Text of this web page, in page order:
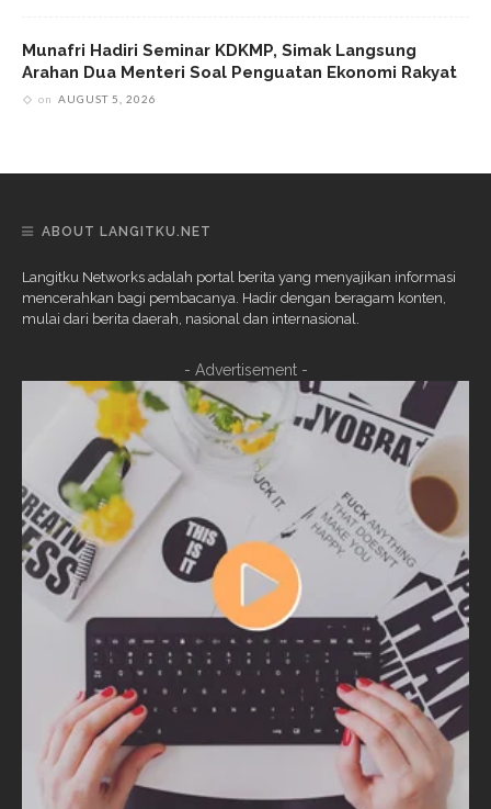
Munafri Hadiri Seminar KDKMP, Simak Langsung
Arahan Dua Menteri Soal Penguatan Ekonomi Rakyat
on AUGUST 5, 2026
ABOUT LANGITKU.NET
Langitku Networks adalah portal berita yang menyajikan informasi
mencerahkan bagi pembacanya. Hadir dengan beragam konten,
mulai dari berita daerah, nasional dan internasional.
- Advertisement -